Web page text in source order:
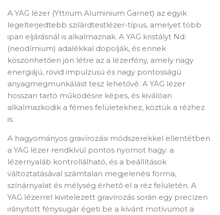
A YAG lézer (Yttrium Aluminium Garnet) az egyik
legelterjedtebb szilárdtestlézer-típus, amelyet több
ipari eljárásnál is alkalmaznak. A YAG kristályt Nd:
(neodímium) adalékkal dopolják, és ennek
köszönhetően jön létre az a lézerfény, amely nagy
energiájú, rövid impulzusú és nagy pontosságú
anyagmegmunkálást tesz lehetővé. A YAG lézer
hosszan tartó működésre képes, és kiválóan
alkalmazkodik a fémes felületekhez, köztük a rézhez
is.
A hagyományos gravírozási módszerekkel ellentétben
a YAG lézer rendkívül pontos nyomot hagy: a
lézernyaláb kontrollálható, és a beállítások
változtatásával számtalan megjelenési forma,
színárnyalat és mélység érhető el a réz felületén. A
YAG lézerrel kivitelezett gravírozás során egy precízen
irányított fénysugár égeti be a kívánt motívumot a